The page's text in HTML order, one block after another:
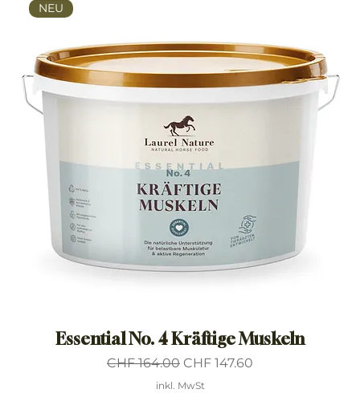
NEU
Essential No. 4 Kräftige Muskeln
Standardpreis
CHF 164.00 Sale-Preis
CHF 147.60
inkl. MwSt